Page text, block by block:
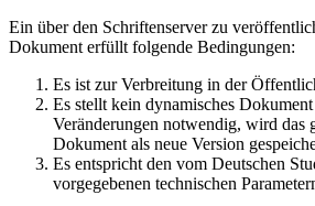
Ein über den Schriftenserver zu
Dokument erfüllt folgende Bedingungen:
Es ist zur Verbreitung in der
Es stellt kein dynamisches
Veränderungen notwendig, wird das
Dokument als neue Version
Es entspricht den vom Deutschen
vorgegebenen technischen